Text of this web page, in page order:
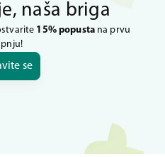
naša briga
15% popustana prvu
se